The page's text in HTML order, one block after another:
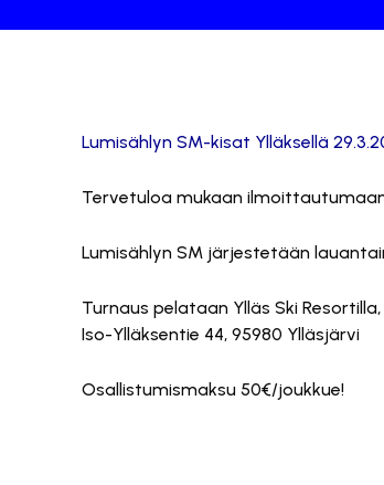
Lumisählyn SM-kisat Ylläksellä
Tervetuloa mukaan
Lumisählyn SM järjestetään
Turnaus pelataan Ylläs Ski
Iso-Ylläksentie 44, 95980 Ylläsjärvi
Osallistumismaksu 50€/joukkue!